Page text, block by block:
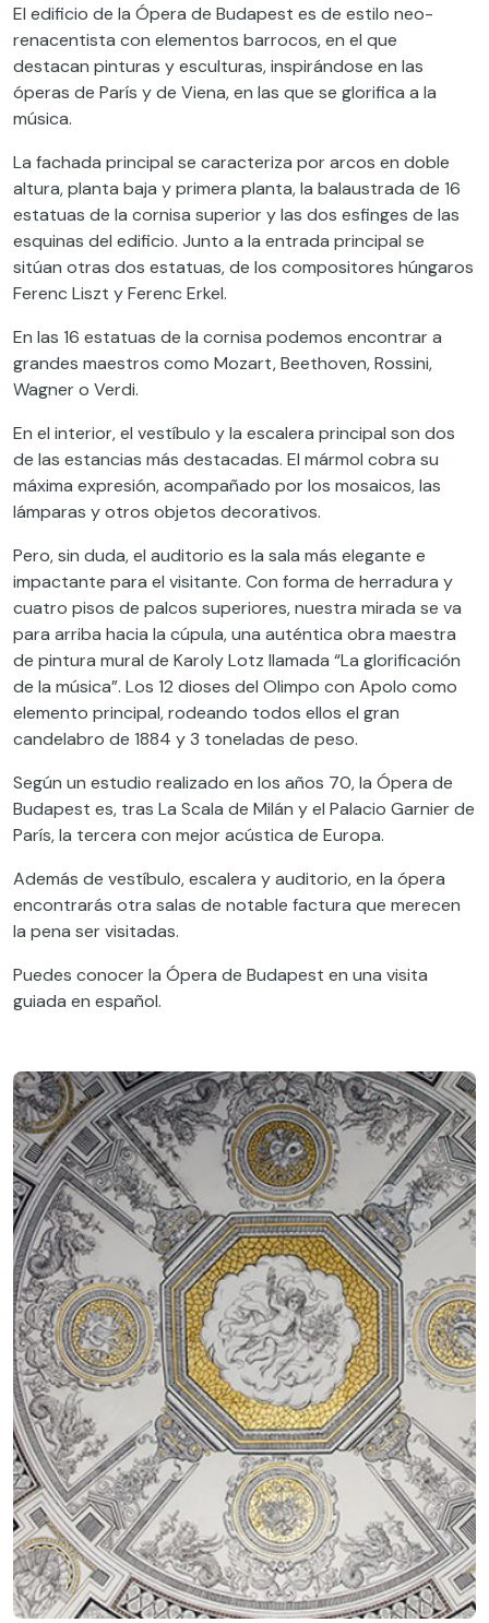
El edificio de la Ópera de Budapest es de estilo neo-
renacentista con elementos barrocos, en el que
destacan pinturas y esculturas, inspirándose en las
óperas de París y de Viena, en las que se glorifica a la
música.
La fachada principal se caracteriza por arcos en doble
altura, planta baja y primera planta, la balaustrada de 16
estatuas de la cornisa superior y las dos esfinges de las
esquinas del edificio. Junto a la entrada principal se
sitúan otras dos estatuas, de los compositores húngaros
Ferenc Liszt y Ferenc Erkel.
En las 16 estatuas de la cornisa podemos encontrar a
grandes maestros como Mozart, Beethoven, Rossini,
Wagner o Verdi.
En el interior, el vestíbulo y la escalera principal son dos
de las estancias más destacadas. El mármol cobra su
máxima expresión, acompañado por los mosaicos, las
lámparas y otros objetos decorativos.
Pero, sin duda, el auditorio es la sala más elegante e
impactante para el visitante. Con forma de herradura y
cuatro pisos de palcos superiores, nuestra mirada se va
para arriba hacia la cúpula, una auténtica obra maestra
de pintura mural de Karoly Lotz llamada “La glorificación
de la música”. Los 12 dioses del Olimpo con Apolo como
elemento principal, rodeando todos ellos el gran
candelabro de 1884 y 3 toneladas de peso.
Según un estudio realizado en los años 70, la Ópera de
Budapest es, tras La Scala de Milán y el Palacio Garnier de
París, la tercera con mejor acústica de Europa.
Además de vestíbulo, escalera y auditorio, en la ópera
encontrarás otra salas de notable factura que merecen
la pena ser visitadas.
Puedes conocer la Ópera de Budapest en una visita
guiada en español.